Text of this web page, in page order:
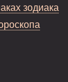
зодиака